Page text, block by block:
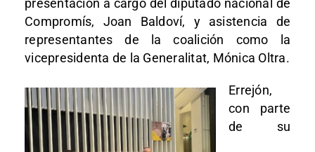
presentación a cargo del diputado nacional de
Compromís, Joan Baldoví, y asistencia de
representantes de la coalición como la
vicepresidenta de la Generalitat, Mónica Oltra.
Errejón,
con parte
de su